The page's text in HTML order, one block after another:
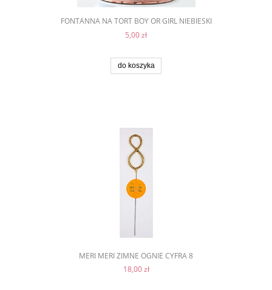
FONTANNA NA TORT BOY OR GIRL NIEBIESKI
5,00 zł
do koszyka
MERI MERI ZIMNE OGNIE CYFRA 8
18,00 zł